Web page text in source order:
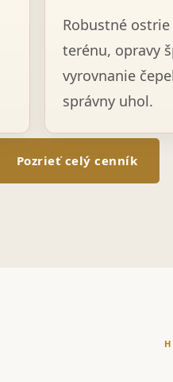
Robustné ostrie
terénu, opravy
vyrovnanie
správny uhol.
Pozrieť celý cenník